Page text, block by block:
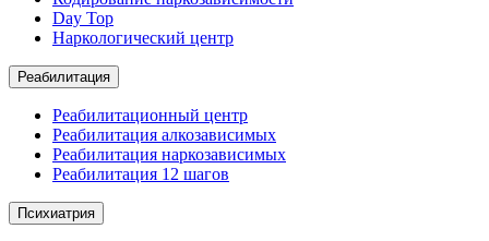
Day Top
Наркологический центр
Реабилитация
Реабилитационный центр
Реабилитация алкозависимых
Реабилитация наркозависимых
Реабилитация 12 шагов
Психиатрия